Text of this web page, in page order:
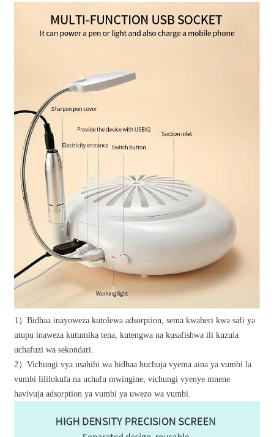
1 ）Bidhaa inayoweza kutolewa adsorption, sema kwaheri kwa safi ya
utupu inaweza kutumika tena, kutengwa na kusafishwa ili kuzuia
uchafuzi wa sekondari.
2 ）Vichungi vya usahihi wa bidhaa huchuja vyema aina ya vumbi la
vumbi lililokufa na uchafu mwingine, vichungi vyenye mnene
havivuja adsorption ya vumbi ya uwezo wa vumbi.